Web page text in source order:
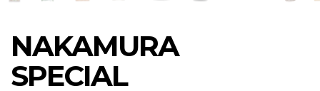
NAKAMURA
SPECIAL